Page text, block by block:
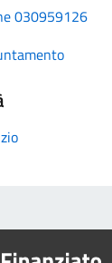
030959126